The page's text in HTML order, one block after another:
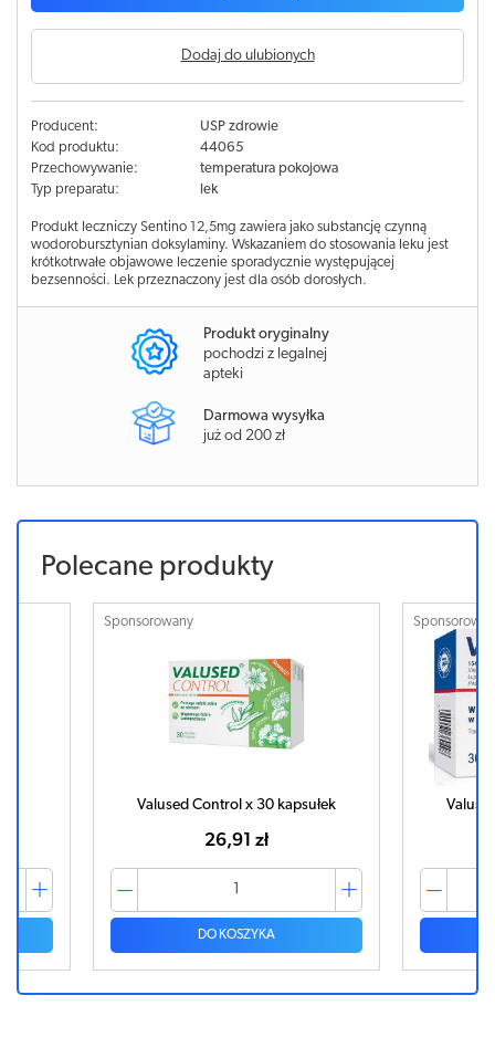
Dodaj do ulubionych
Producent:
USP zdrowie
Kod produktu:
44065
Przechowywanie:
temperatura pokojowa
Typ preparatu:
lek
Produkt leczniczy Sentino 12,5mg zawiera jako substancję czynną
wodorobursztynian doksylaminy. Wskazaniem do stosowania leku jest
krótkotrwałe objawowe leczenie sporadycznie występującej
bezsenności. Lek przeznaczony jest dla osób dorosłych.
Produkt oryginalny
pochodzi z legalnej
apteki
Darmowa wysyłka
już od 200 zł
Polecane produkty
Sponsorowany
Valused Control x 30 kapsułek
26,91 zł
DO KOSZYKA